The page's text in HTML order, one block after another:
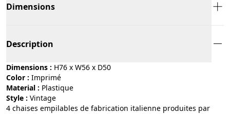
Dimensions
Description
Dimensions : H76 x W56 x D50
Color : imprimé
Material :
plastique
Style :
vintage
4 chaises empilables de fabrication italienne produites par